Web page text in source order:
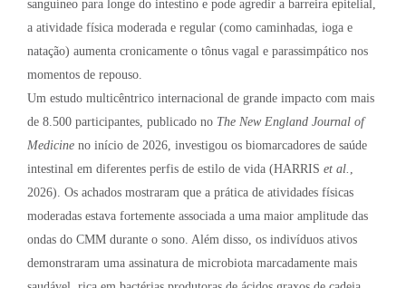
sanguíneo para longe do intestino e pode agredir a barreira epitelial,
a atividade física moderada e regular (como caminhadas, ioga e
natação) aumenta cronicamente o tônus vagal e parassimpático nos
momentos de repouso.
Um estudo multicêntrico internacional de grande impacto com mais
de 8.500 participantes, publicado no The New England Journal of
Medicine no início de 2026, investigou os biomarcadores de saúde
intestinal em diferentes perfis de estilo de vida (HARRIS et al. ,
2026). Os achados mostraram que a prática de atividades físicas
moderadas estava fortemente associada a uma maior amplitude das
ondas do CMM durante o sono. Além disso, os indivíduos ativos
demonstraram uma assinatura de microbiota marcadamente mais